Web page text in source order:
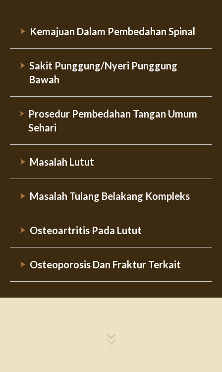
Kemajuan Dalam Pembedahan Spinal
Sakit Punggung/Nyeri Punggung
Bawah
Prosedur Pembedahan Tangan Umum
Sehari
Masalah Lutut
Masalah Tulang Belakang Kompleks
Osteoartritis Pada Lutut
Osteoporosis Dan Fraktur Terkait